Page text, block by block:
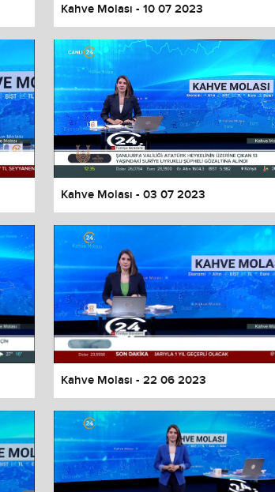
Kahve Molası - 10 07 2023
Kahve Molası - 03 07 2023
Kahve Molası - 22 06 2023